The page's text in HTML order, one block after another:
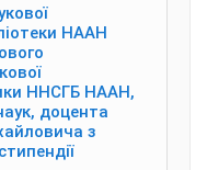
НААН
ННСГБ НААН,
доцента
з